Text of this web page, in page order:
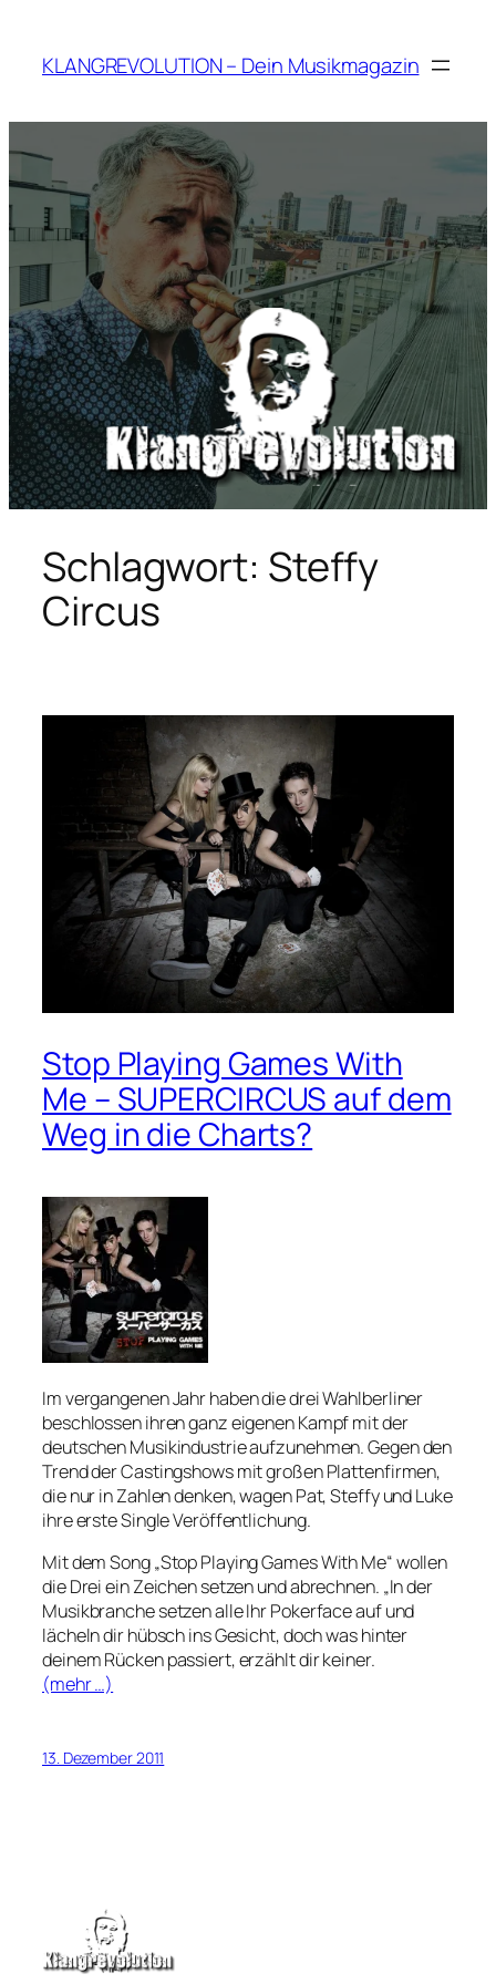
springen
KLANGREVOLUTION – Dein Musikmagazin
Schlagwort: Steffy
Circus
Stop Playing Games With
Me – SUPERCIRCUS auf dem
Weg in die Charts?
Im vergangenen Jahr haben die drei Wahlberliner
beschlossen ihren ganz eigenen Kampf mit der
deutschen Musikindustrie aufzunehmen. Gegen den
Trend der Castingshows mit großen Plattenfirmen,
die nur in Zahlen denken, wagen Pat, Steffy und Luke
ihre erste Single Veröffentlichung.
Mit dem Song „Stop Playing Games With Me“ wollen
die Drei ein Zeichen setzen und abrechnen. „In der
Musikbranche setzen alle Ihr Pokerface auf und
lächeln dir hübsch ins Gesicht, doch was hinter
deinem Rücken passiert, erzählt dir keiner.
(mehr …)
13. Dezember 2011